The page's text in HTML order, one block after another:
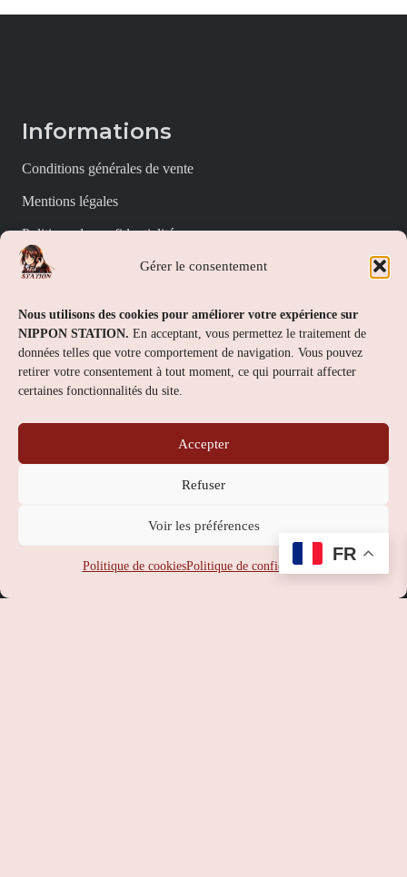
Gérer le consentement
Nous utilisons des cookies pour améliorer votre expérience sur
NIPPON STATION. En acceptant, vous permettez le traitement de
données telles que votre comportement de navigation. Vous pouvez
retirer votre consentement à tout moment, ce qui pourrait affecter
certaines fonctionnalités du site.
Accepter
Refuser
Voir les préférences
Politique de cookiesPolitique de confidentialité
Informations
Conditions générales de vente
Mentions légales
Politique de confidentialité
Politique de cookies (UE)
Nippon Station
À propos
Contact
service-client@nipponstation.fr
FR